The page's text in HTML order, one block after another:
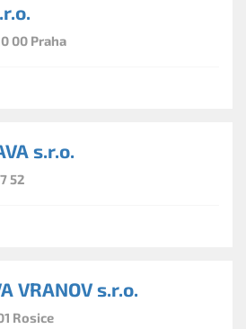
00 Praha
s.r.o.
52
VRANOV s.r.o.
Rosice